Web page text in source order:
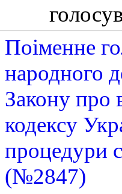
Поіменне
народного
Закону про
кодексу
процедури
(№2847)